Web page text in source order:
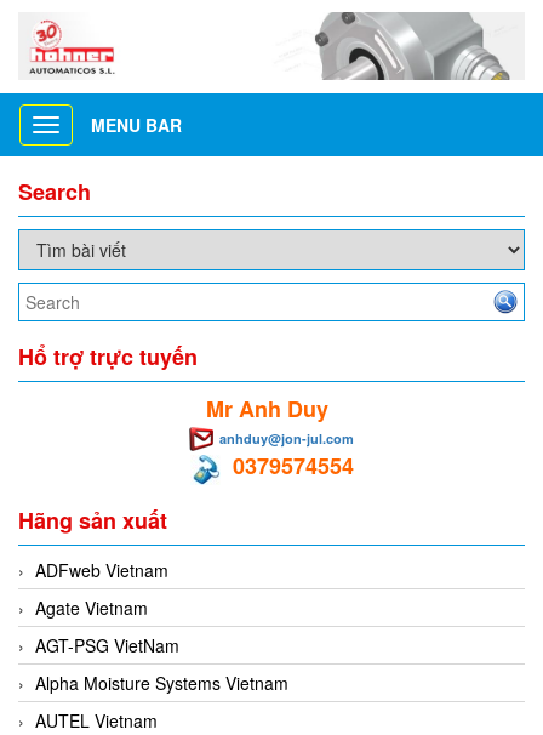
Toggle
navigation
MENU BAR
Search
Hổ trợ trực tuyến
Mr Anh Duy
anhduy@jon-jul.com
0379574554
Hãng sản xuất
ADFweb Vietnam
Agate Vietnam
AGT-PSG VietNam
Alpha Moisture Systems Vietnam
AUTEL Vietnam